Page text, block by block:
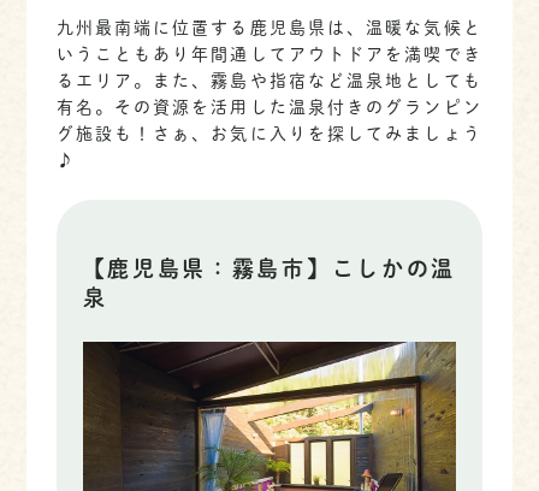
九州最南端に位置する鹿児島県は、温暖な気候と
いうこともあり年間通してアウトドアを満喫でき
るエリア。また、霧島や指宿など温泉地としても
有名。その資源を活用した温泉付きのグランピン
グ施設も！さぁ、お気に入りを探してみましょう
♪
【鹿児島県：霧島市】こしかの温
泉